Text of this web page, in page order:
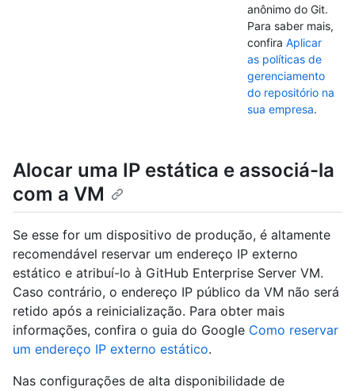
anônimo do Git.
Para saber mais,
confira Aplicar
as políticas de
gerenciamento
do repositório na
sua empresa.
Alocar uma IP estática e associá-la
com a VM
Se esse for um dispositivo de produção, é altamente
recomendável reservar um endereço IP externo
estático e atribuí-lo à GitHub Enterprise Server VM.
Caso contrário, o endereço IP público da VM não será
retido após a reinicialização. Para obter mais
informações, confira o guia do Google Como reservar
um endereço IP externo estático.
Nas configurações de alta disponibilidade de